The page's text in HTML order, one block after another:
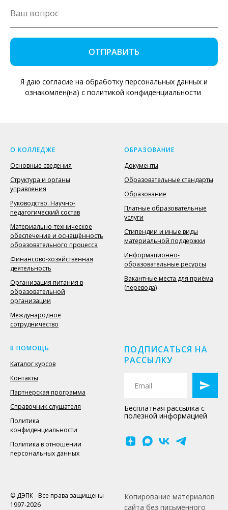
ОТПРАВИТЬ
Я даю согласие на обработку персональных данных и
ознакомлен(на) с политикой конфиденциальности
О КОЛЛЕДЖЕ
Основные сведения
Структура и органы
управления
Руководство. Научно-
педагогический состав
Материально-техническое
обеспечение и оснащённость
образовательного процесса
Финансово-хозяйственная
деятельность
Организация питания в
образовательной
организации
Международное
сотрудничество
ОБРАЗОВАНИЕ
Документы
Образовательные стандарты
Образование
Платные образовательные
услуги
Стипендии и иные виды
материальной поддержки
Информационно-
образовательные ресурсы
Вакантные места для приёма
(перевода)
В ПОМОЩЬ
Каталог курсов
Контакты
Партнерская программа
Справочник слушателя
Политика
конфиденциальности
Политика в отношении
персональных данных
ПОДПИСАТЬСЯ НА
РАССЫЛКУ
Бесплатная рассылка с
полезной информацией
© ДЭПК - Все права защищены
1997-2026
Копирование материалов
сайта без письменного